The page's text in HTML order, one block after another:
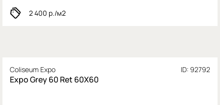
2 400 р./м2
Coliseum Expo ID: 92792
Expo Grey 60 Ret 60X60